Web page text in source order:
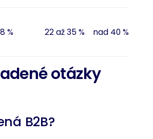
% 22 až 35 % nad 40 %
otázky
B2B?